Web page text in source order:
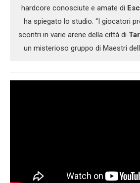
hardcore conosciute e amate di
ha spiegato lo studio. “I giocatori
scontri in varie arene della città di
un misterioso gruppo di Maestri